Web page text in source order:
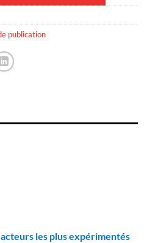
publication
les plus expérimentés